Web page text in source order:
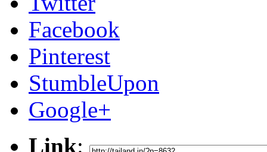
Facebook
Pinterest
StumbleUpon
Google+
Link: